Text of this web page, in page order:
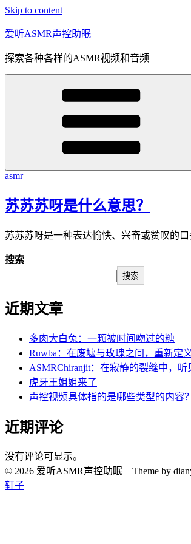
Skip to content
爱听ASMR声控助眠
探索各种各样的ASMR视频和音频
asmr
苏苏苏呀是什么意思？
苏苏苏呀是一种表达愉快、兴奋或赞叹的
搜索
搜索
近期文章
多肉大白兔：一颗被时间吻过的糖
Ruwba：在废墟与玫瑰之间，重新定
ASMRChiranjit：在寂静的裂缝中，听
虎牙王姐姐来了
声控视频具体指的是哪些类型的内容？
近期评论
没有评论可显示。
© 2026 爱听ASMR声控助眠 – Theme by
轩子